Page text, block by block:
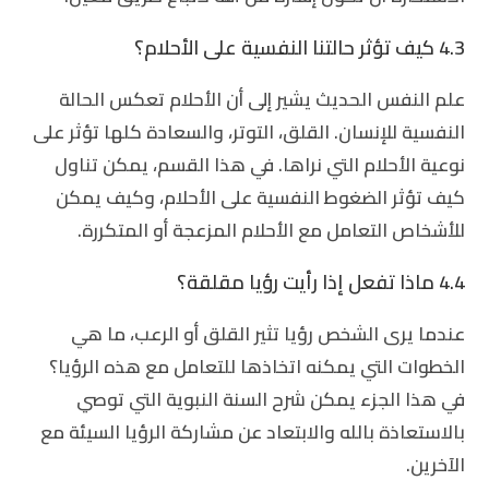
4.3 كيف تؤثر حالتنا النفسية على الأحلام؟
علم النفس الحديث يشير إلى أن الأحلام تعكس الحالة
النفسية للإنسان. القلق، التوتر، والسعادة كلها تؤثر على
نوعية الأحلام التي نراها. في هذا القسم، يمكن تناول
كيف تؤثر الضغوط النفسية على الأحلام، وكيف يمكن
للأشخاص التعامل مع الأحلام المزعجة أو المتكررة.
4.4 ماذا تفعل إذا رأيت رؤيا مقلقة؟
عندما يرى الشخص رؤيا تثير القلق أو الرعب، ما هي
الخطوات التي يمكنه اتخاذها للتعامل مع هذه الرؤيا؟
في هذا الجزء يمكن شرح السنة النبوية التي توصي
بالاستعاذة بالله والابتعاد عن مشاركة الرؤيا السيئة مع
الآخرين.